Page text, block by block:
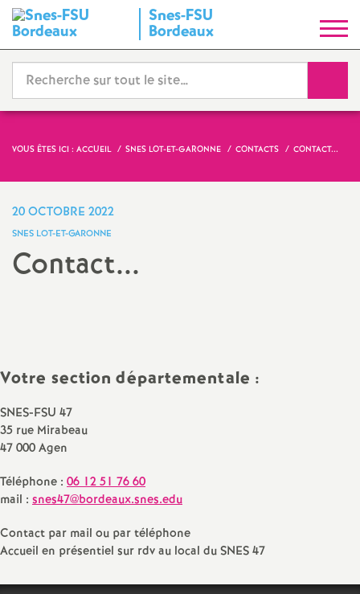
Snes-FSU
Bordeaux
y
n
d
i
a
n
VOUS ÊTES ICI : ACCUEIL SNES LOT-ET-GARONNE CONTACTS CONTACT...
20 OCTOBRE 2022
SNES LOT-ET-GARONNE
Contact...
Votre section départementale :
SNES-FSU 47
35 rue Mirabeau
47 000 Agen
Téléphone : 06 12 51 76 60
mail : snes47@bordeaux.snes.edu
Contact par mail ou par téléphone
Accueil en présentiel sur rdv au local du SNES 47